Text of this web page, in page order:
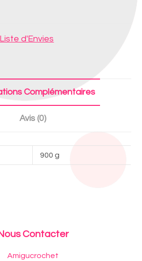
d'Envies
Complémentaires
Avis (0)
900 g
Contacter
Amigucrochet